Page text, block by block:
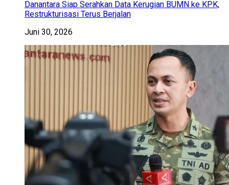
Danantara Siap Serahkan Data Kerugian BUMN ke KPK,
Restrukturisasi Terus Berjalan
Juni 30, 2026